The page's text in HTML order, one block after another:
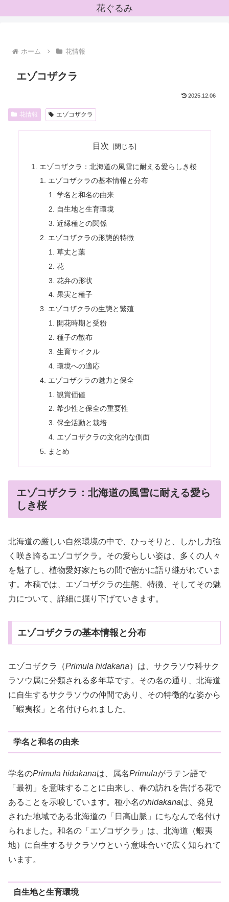
花ぐるみ
ホーム 花情報
エゾコザクラ
2025.12.06
花情報 エゾコザクラ
目次
エゾコザクラ：北海道の風雪に耐える愛らしき桜
エゾコザクラの基本情報と分布
学名と和名の由来
自生地と生育環境
近縁種との関係
エゾコザクラの形態的特徴
草丈と葉
花
花弁の形状
果実と種子
エゾコザクラの生態と繁殖
開花時期と受粉
種子の散布
生育サイクル
環境への適応
エゾコザクラの魅力と保全
観賞価値
希少性と保全の重要性
保全活動と栽培
エゾコザクラの文化的な側面
まとめ
エゾコザクラ：北海道の風雪に耐える愛ら
しき桜
北海道の厳しい自然環境の中で、ひっそりと、しかし力強
く咲き誇るエゾコザクラ。その愛らしい姿は、多くの人々
を魅了し、植物愛好家たちの間で密かに語り継がれていま
す。本稿では、エゾコザクラの生態、特徴、そしてその魅
力について、詳細に掘り下げていきます。
エゾコザクラの基本情報と分布
エゾコザクラ（Primula hidakana）は、サクラソウ科サク
ラソウ属に分類される多年草です。その名の通り、北海道
に自生するサクラソウの仲間であり、その特徴的な姿から
「蝦夷桜」と名付けられました。
学名と和名の由来
学名のPrimula hidakanaは、属名Primulaがラテン語で
「最初」を意味することに由来し、春の訪れを告げる花で
あることを示唆しています。種小名のhidakanaは、発見
された地域である北海道の「日高山脈」にちなんで名付け
られました。和名の「エゾコザクラ」は、北海道（蝦夷
地）に自生するサクラソウという意味合いで広く知られて
います。
自生地と生育環境